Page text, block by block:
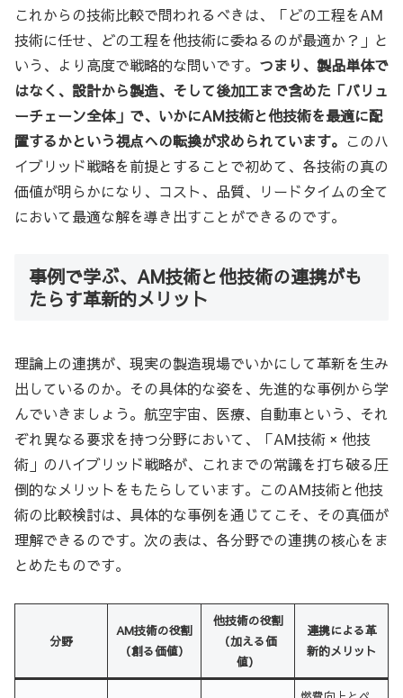
これからの技術比較で問われるべきは、「どの工程をAM
技術に任せ、どの工程を他技術に委ねるのが最適か？」と
いう、より高度で戦略的な問いです。 つまり、製品単体で
はなく、設計から製造、そして後加工まで含めた「バリュ
ーチェーン全体」で、いかにAM技術と他技術を最適に配
置するかという視点への転換が求められています。 このハ
イブリッド戦略を前提とすることで初めて、各技術の真の
価値が明らかになり、コスト、品質、リードタイムの全て
において最適な解を導き出すことができるのです。
事例で学ぶ、AM技術と他技術の連携がも
たらす革新的メリット
理論上の連携が、現実の製造現場でいかにして革新を生み
出しているのか。その具体的な姿を、先進的な事例から学
んでいきましょう。航空宇宙、医療、自動車という、それ
ぞれ異なる要求を持つ分野において、「AM技術 × 他技
術」のハイブリッド戦略が、これまでの常識を打ち破る圧
倒的なメリットをもたらしています。このAM技術と他技
術の比較検討は、具体的な事例を通じてこそ、その真価が
理解できるのです。次の表は、各分野での連携の核心をま
とめたものです。
分野
AM技術の役割
（創る価値）
他技術の役割
（加える価
値）
連携による革
新的メリット